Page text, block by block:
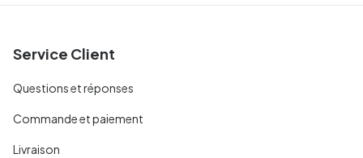
Service Client
Questions et réponses
Commande et paiement
Livraison